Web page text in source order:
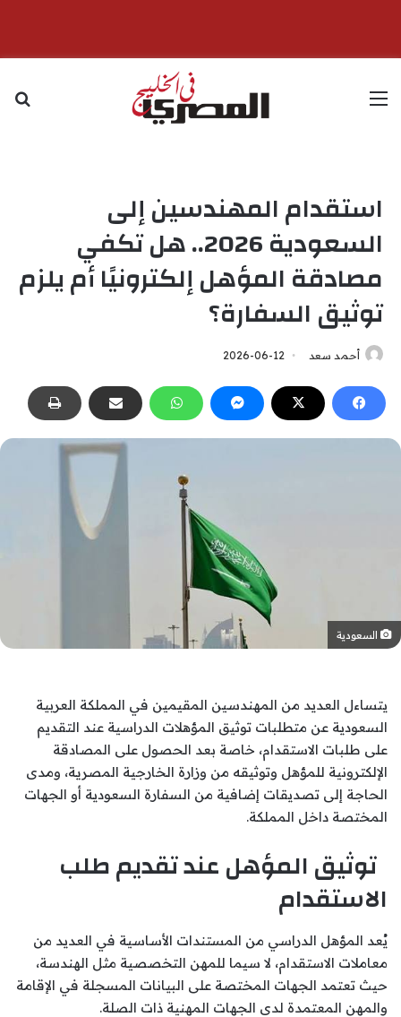
القائمة
استقدام المهندسين إلى
السعودية 2026.. هل تكفي
مصادقة المؤهل إلكترونيًا أم يلزم
توثيق السفارة؟
أحمد سعد 2026-06-12
السعودية
يتساءل العديد من المهندسين المقيمين في المملكة العربية
السعودية عن متطلبات توثيق المؤهلات الدراسية عند التقديم
على طلبات الاستقدام، خاصة بعد الحصول على المصادقة
الإلكترونية للمؤهل وتوثيقه من وزارة الخارجية المصرية، ومدى
الحاجة إلى تصديقات إضافية من السفارة السعودية أو الجهات
المختصة داخل المملكة.
توثيق المؤهل عند تقديم طلب
الاستقدام
يُعد المؤهل الدراسي من المستندات الأساسية في العديد من
معاملات الاستقدام، لا سيما للمهن التخصصية مثل الهندسة،
حيث تعتمد الجهات المختصة على البيانات المسجلة في الإقامة
والمهن المعتمدة لدى الجهات المهنية ذات الصلة.